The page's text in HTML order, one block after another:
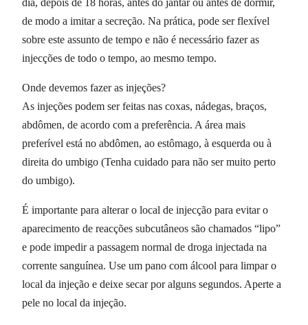
de modo a imitar a secreção. Na prática, pode ser flexível
sobre este assunto de tempo e não é necessário fazer as
injecções de todo o tempo, ao mesmo tempo.
Onde devemos fazer as injeções?
As injeções podem ser feitas nas coxas, nádegas, braços,
abdômen, de acordo com a preferência. A área mais
preferível está no abdômen, ao estômago, à esquerda ou à
direita do umbigo (Tenha cuidado para não ser muito perto
do umbigo).
É importante para alterar o local de injecção para evitar o
aparecimento de reacções subcutâneos são chamados “lipo”
e pode impedir a passagem normal de droga injectada na
corrente sanguínea. Use um pano com álcool para limpar o
local da injeção e deixe secar por alguns segundos. Aperte a
pele no local da injeção.